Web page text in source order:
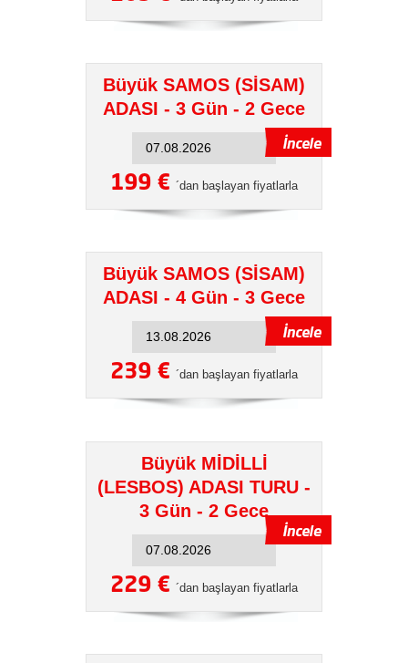
Büyük SAMOS (SİSAM)
ADASI - 3 Gün - 2 Gece
199 € ´dan başlayan fiyatlarla
Büyük SAMOS (SİSAM)
ADASI - 4 Gün - 3 Gece
239 € ´dan başlayan fiyatlarla
Büyük MİDİLLİ
(LESBOS) ADASI TURU -
3 Gün - 2 Gece
229 € ´dan başlayan fiyatlarla